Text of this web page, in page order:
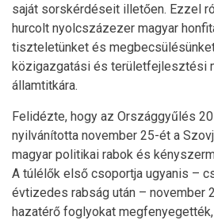
saját sorskérdéseit illetően. Ezzel
hurcolt nyolcszázezer magyar
tiszteletünket és
közigazgatási és területfejlesztési
államtitkára.
Felidézte, hogy az Országgyűlés
nyilvánította november 25-ét a
magyar politikai rabok és
A túlélők első csoportja ugyanis –
évtizedes rabság után – november
hazatérő foglyokat